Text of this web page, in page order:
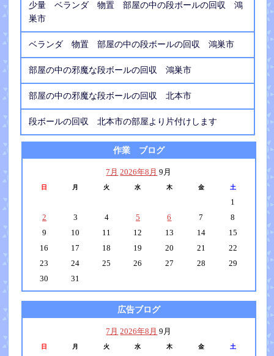
少量 ベランダ 物置 部屋の中の段ボールの回収 鴻
巣市
ベランダ 物置 部屋の中の段ボールの回収 鴻巣市
部屋の中の邪魔な段ボールの回収 鴻巣市
部屋の中の邪魔な段ボールの回収 北本市
段ボールの回収 北本市の部屋より片付けします
作業 ブログ
7月 2026年8月 9月
日 月 火 水 木 金 土
1
2
3 4 5 6 7
8
9
10 11 12 13 14
15
16
17 18 19 20 21
22
23
24 25 26 27 28
29
30
31
広告ブログ
7月 2026年8月 9月
日 月 火 水 木 金 土